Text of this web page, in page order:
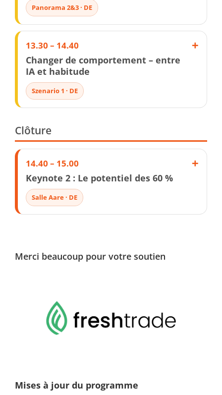
Panorama 2&3 · DE
13.30 – 14.40
Changer de comportement – entre
IA et habitude
Szenario 1 · DE
Clôture
14.40 – 15.00
Keynote 2 : Le potentiel des 60 %
Salle Aare · DE
Merci beaucoup pour votre soutien
Mises à jour du programme